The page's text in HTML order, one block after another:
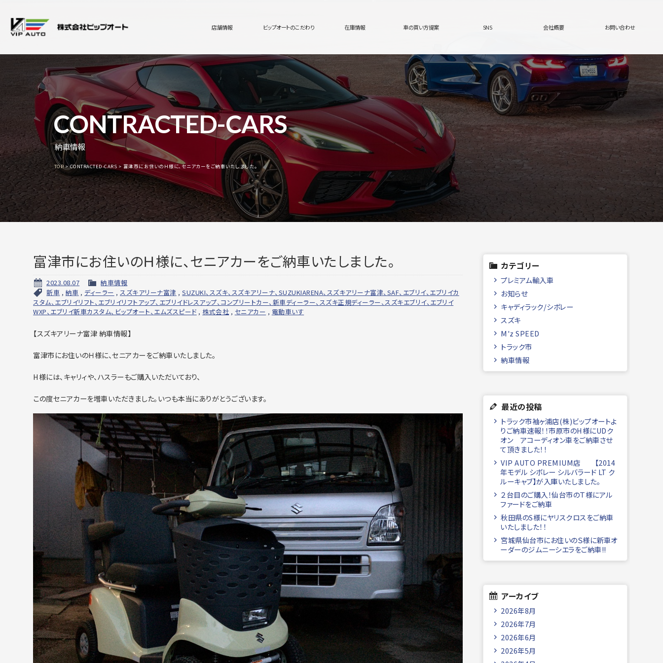
店舗情報 ビップオートのこだわり 在庫情報 車の買い方提案 SNS 会社概要 お問い合わせ
CONTRACTED-CARS
納車情報
TOP CONTRACTED-CARS 富津市にお住いのＨ様に、セニアカーをご納車いたしました。
富津市にお住いのＨ様に、セニアカーをご納車いたしました。
2023.08.07
納車情報
新車 , 納車 , ディーラー , スズキアリーナ富津 ,SUZUKI、スズキ、スズキアリーナ、SUZUKIARENA、スズキアリーナ富津、SAF、エブリイ、エブリイカ
スタム、エブリイリフト、エブリイリフトアップ、エブリイドレスアップ、コンプリートカー、新車ディーラー、スズキ正規ディーラー、スズキエブリイ、エブリイ
WXP、エブリイ新車カスタム、ビップオート、エムズスピード , 株式会社 , セニアカー , 電動車いす
【スズキアリーナ富津 納車情報】
富津市にお住いのＨ様に、セニアカーをご納車いたしました。
H様には、キャリィや、ハスラーもご購入いただいており、
この度セニアカーを増車いただきました。いつも本当にありがとうございます。
カテゴリー
プレミアム輸入車
お知らせ
キャディラック/シボレー
スズキ
M'z SPEED
トラック市
納車情報
最近の投稿
トラック市袖ヶ浦店(株)ビップオートよ
りご納車速報！！市原市のH様にUDク
オン アコーディオン車をご納車させ
て頂きました！！
VIP AUTO PREMIUM店 【2014
年モデル シボレー シルバラード LT ク
ルーキャブ】が入庫いたしました。
２台目のご購入！仙台市のＴ様にアル
ファードをご納車
秋田県のS様にヤリスクロスをご納車
いたしました！！
宮城県仙台市にお住いのＳ様に新車オ
ーダーのジムニーシエラをご納車!!
アーカイブ
2026年8月
2026年7月
2026年6月
2026年5月